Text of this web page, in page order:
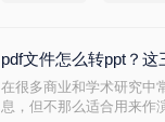
pdf文件怎么转ppt？这
在很多商业和学术研究中
息，但不那么适合用来作